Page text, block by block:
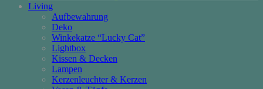
Living
Aufbewahrung
Deko
Winkekatze “Lucky Cat”
Lightbox
Kissen & Decken
Lampen
Kerzenleuchter & Kerzen